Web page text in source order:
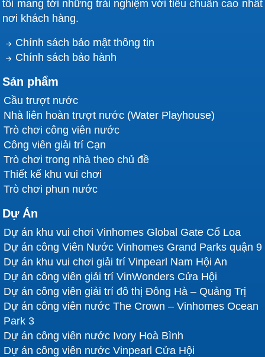
tôi mang tới những trải nghiệm với tiêu chuẩn cao nhất
nơi khách hàng.
Chính sách bảo mật thông tin
Chính sách bảo hành
Sản phẩm
Cầu trượt nước
Nhà liên hoàn trượt nước (Water Playhouse)
Trò chơi công viên nước
Công viên giải trí Cạn
Trò chơi trong nhà theo chủ đề
Thiết kế khu vui chơi
Trò chơi phun nước
Dự Án
Dự án khu vui chơi Vinhomes Global Gate Cổ Loa
Dự án công Viên Nước Vinhomes Grand Parks quận 9
Dự án khu vui chơi giải trí Vinpearl Nam Hội An
Dự án công viên giải trí VinWonders Cửa Hội
Dự án công viên giải trí đô thị Đông Hà – Quảng Trị
Dự án công viên nước The Crown – Vinhomes Ocean
Park 3
Dự án công viên nước Ivory Hoà Bình
Dự án công viên nước Vinpearl Cửa Hội